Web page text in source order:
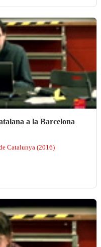
a la Barcelona
Catalunya (2016)